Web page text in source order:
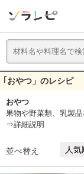
｢おやつ」のレシピ
おやつ
果物や野菜類、乳製
⇒詳細説明
並べ替え